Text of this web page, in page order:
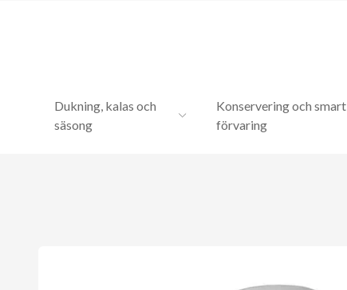
Dukning, kalas och
säsong
Konservering och smart
förvaring